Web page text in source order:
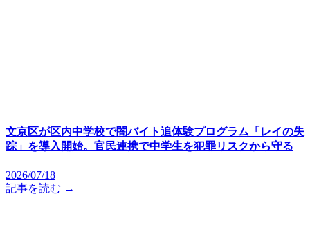
文京区が区内中学校で闇バイト追体験プログラム「レイの失
踪」を導入開始。官民連携で中学生を犯罪リスクから守る
2026/07/18
記事を読む →